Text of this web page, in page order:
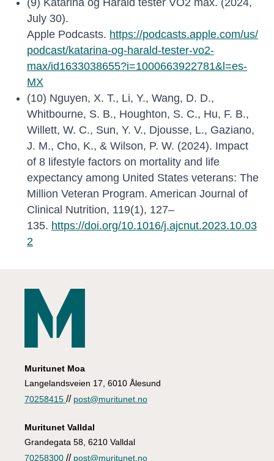
(9) Katarina og Harald tester VO2 max. (2024,
July 30).
Apple Podcasts. https://podcasts.apple.com/us/
podcast/katarina-og-harald-tester-vo2-
max/id1633038655?i=1000663922781&l=es-
MX
(10) Nguyen, X. T., Li, Y., Wang, D. D.,
Whitbourne, S. B., Houghton, S. C., Hu, F. B.,
Willett, W. C., Sun, Y. V., Djousse, L., Gaziano,
J. M., Cho, K., & Wilson, P. W. (2024). Impact
of 8 lifestyle factors on mortality and life
expectancy among United States veterans: The
Million Veteran Program. American Journal of
Clinical Nutrition, 119(1), 127–
135. https://doi.org/10.1016/j.ajcnut.2023.10.03
2
Muritunet Moa
Langelandsveien 17, 6010 Ålesund
70258415 // post@muritunet.no
Muritunet Valldal
Grandegata 58, 6210 Valldal
70258300 // post@muritunet.no